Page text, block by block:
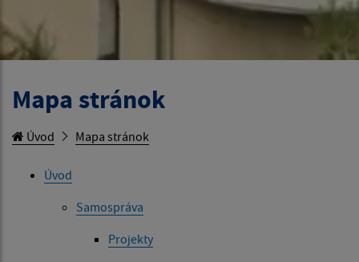
Mapa stránok
Úvod Mapa stránok
Úvod
Samospráva
Projekty